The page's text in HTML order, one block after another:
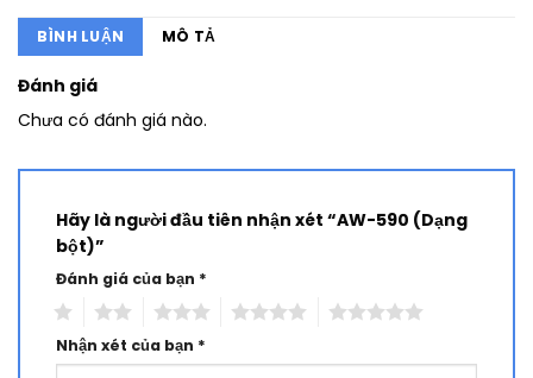
BÌNH LUẬN MÔ TẢ
Đánh giá
Chưa có đánh giá nào.
Hãy là người đầu tiên nhận xét “AW-590 (Dạng
bột)”
Đánh giá của bạn *
Nhận xét của bạn *